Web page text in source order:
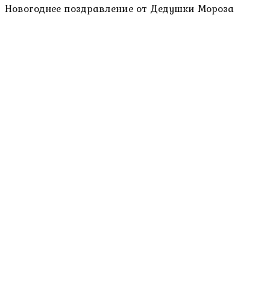
Новогоднее поздравление от Дедушки Мороза